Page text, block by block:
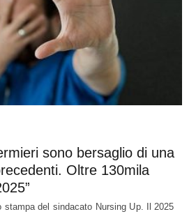
sono bersaglio di una
Oltre 130mila
stampa del sindacato Nursing Up. Il 2025